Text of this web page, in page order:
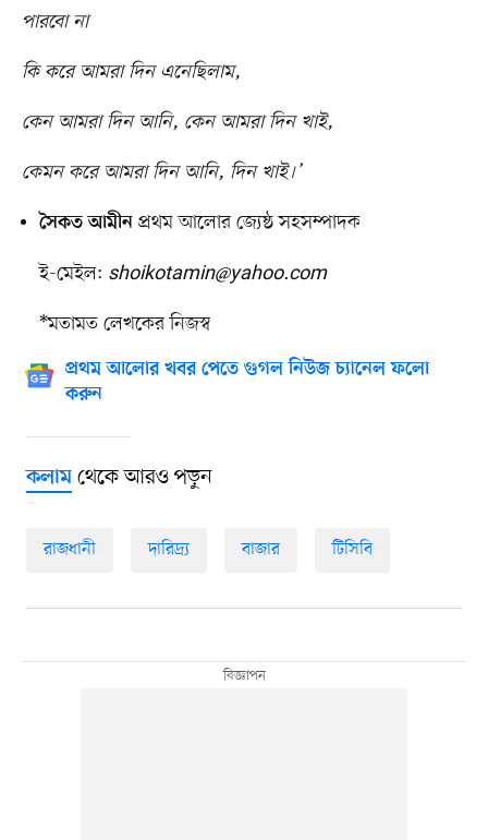
পারবো না
কি করে আমরা দিন এনেছিলাম,
কেন আমরা দিন আনি, কেন আমরা দিন খাই,
কেমন করে আমরা দিন আনি, দিন খাই।’
সৈকত আমীনপ্রথম আলোর জ্যেষ্ঠ সহসম্পাদক
ই-মেইল: shoikotamin@yahoo.com
*মতামত লেখকের নিজস্ব
প্রথম আলোর খবর পেতে গুগল নিউজ চ্যানেল ফলো
করুন
কলামথেকে আরও পড়ুন
রাজধানী দারিদ্র্য বাজার টিসিবি